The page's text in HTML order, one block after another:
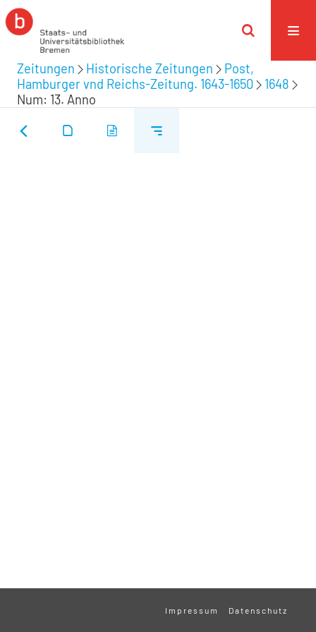
Zeitungen Historische Zeitungen
Post,
Hamburger vnd Reichs-Zeitung. 1643-1650
1648
Num: 13. Anno
Impressum Datenschutz